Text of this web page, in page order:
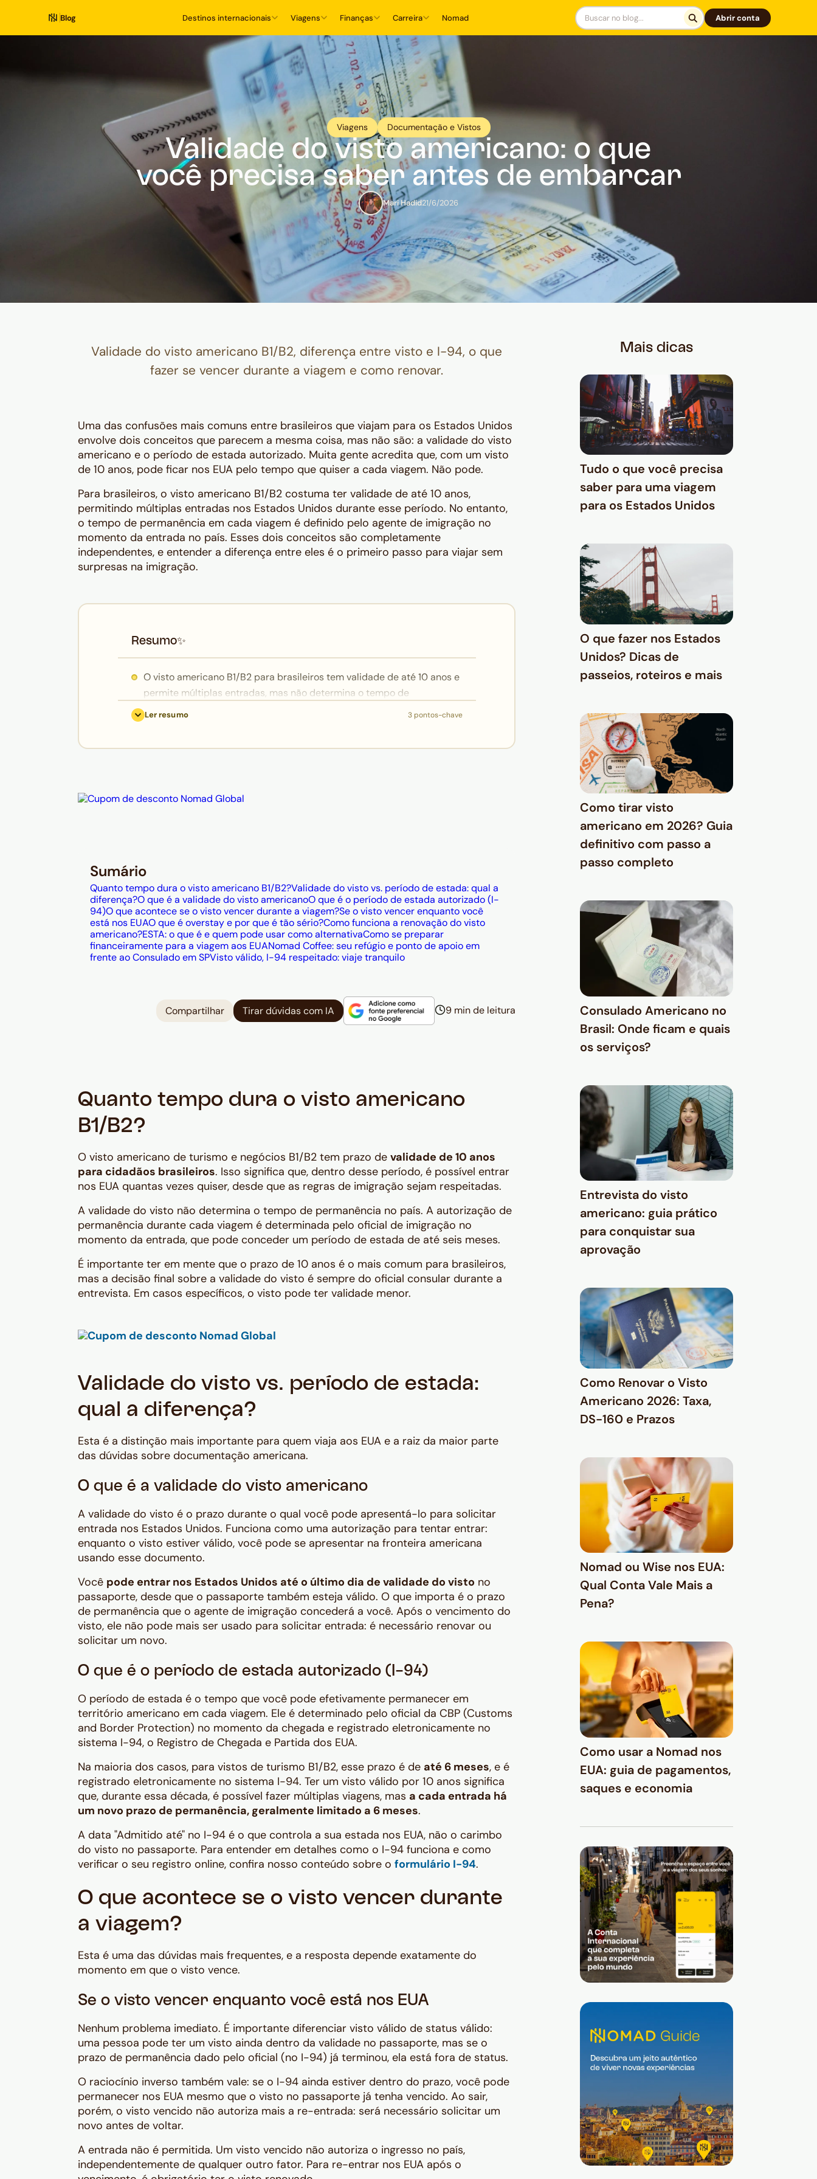
Blog Destinos internacionais Viagens Finanças Carreira Nomad Abrir conta
Viagens Documentação e Vistos
Validade do visto americano: o que
você precisa saber antes de embarcar
Mari Hadid21/6/2026
Validade do visto americano B1/B2, diferença entre visto e I-94, o que
fazer se vencer durante a viagem e como renovar.
Uma das confusões mais comuns entre brasileiros que viajam para os Estados Unidos
envolve dois conceitos que parecem a mesma coisa, mas não são: a validade do visto
americano e o período de estada autorizado. Muita gente acredita que, com um visto
de 10 anos, pode ficar nos EUA pelo tempo que quiser a cada viagem. Não pode.
Para brasileiros, o visto americano B1/B2 costuma ter validade de até 10 anos,
permitindo múltiplas entradas nos Estados Unidos durante esse período. No entanto,
o tempo de permanência em cada viagem é definido pelo agente de imigração no
momento da entrada no país. Esses dois conceitos são completamente
independentes, e entender a diferença entre eles é o primeiro passo para viajar sem
surpresas na imigração.
Resumo✨
O visto americano B1/B2 para brasileiros tem validade de até 10 anos e
permite múltiplas entradas, mas não determina o tempo de
permanência — quem controla isso é o I-94, documento eletrônico
configura a infração.
com um país do Visa Waiver Program (como Portugal, Alemanha ou
Itália) pode entrar nos EUA com o passaporte desse país sem precisar
do visto B1/B2.
Ler resumo 3 pontos-chave
Sumário
Quanto tempo dura o visto americano B1/B2?Validade do visto vs. período de estada: qual a
diferença?O que é a validade do visto americanoO que é o período de estada autorizado (I-
94)O que acontece se o visto vencer durante a viagem?Se o visto vencer enquanto você
está nos EUAO que é overstay e por que é tão sério?Como funciona a renovação do visto
americano?ESTA: o que é e quem pode usar como alternativaComo se preparar
financeiramente para a viagem aos EUANomad Coffee: seu refúgio e ponto de apoio em
frente ao Consulado em SPVisto válido, I-94 respeitado: viaje tranquilo
Compartilhar Tirar dúvidas com IA 9 min de leitura
Quanto tempo dura o visto americano
B1/B2?
O visto americano de turismo e negócios B1/B2 tem prazo de validade de 10 anos
para cidadãos brasileiros. Isso significa que, dentro desse período, é possível entrar
nos EUA quantas vezes quiser, desde que as regras de imigração sejam respeitadas.
A validade do visto não determina o tempo de permanência no país. A autorização de
permanência durante cada viagem é determinada pelo oficial de imigração no
momento da entrada, que pode conceder um período de estada de até seis meses.
É importante ter em mente que o prazo de 10 anos é o mais comum para brasileiros,
mas a decisão final sobre a validade do visto é sempre do oficial consular durante a
entrevista. Em casos específicos, o visto pode ter validade menor.
Validade do visto vs. período de estada:
qual a diferença?
Esta é a distinção mais importante para quem viaja aos EUA e a raiz da maior parte
das dúvidas sobre documentação americana.
O que é a validade do visto americano
A validade do visto é o prazo durante o qual você pode apresentá-lo para solicitar
entrada nos Estados Unidos. Funciona como uma autorização para tentar entrar:
enquanto o visto estiver válido, você pode se apresentar na fronteira americana
usando esse documento.
Você pode entrar nos Estados Unidos até o último dia de validade do visto no
passaporte, desde que o passaporte também esteja válido. O que importa é o prazo
de permanência que o agente de imigração concederá a você. Após o vencimento do
visto, ele não pode mais ser usado para solicitar entrada: é necessário renovar ou
solicitar um novo.
O que é o período de estada autorizado (I-94)
O período de estada é o tempo que você pode efetivamente permanecer em
território americano em cada viagem. Ele é determinado pelo oficial da CBP (Customs
and Border Protection) no momento da chegada e registrado eletronicamente no
sistema I-94, o Registro de Chegada e Partida dos EUA.
Na maioria dos casos, para vistos de turismo B1/B2, esse prazo é de até 6 meses, e é
registrado eletronicamente no sistema I-94. Ter um visto válido por 10 anos significa
que, durante essa década, é possível fazer múltiplas viagens, mas a cada entrada há
um novo prazo de permanência, geralmente limitado a 6 meses.
A data "Admitido até" no I-94 é o que controla a sua estada nos EUA, não o carimbo
do visto no passaporte. Para entender em detalhes como o I-94 funciona e como
verificar o seu registro online, confira nosso conteúdo sobre o formulário I-94.
O que acontece se o visto vencer durante
a viagem?
Esta é uma das dúvidas mais frequentes, e a resposta depende exatamente do
momento em que o visto vence.
Se o visto vencer enquanto você está nos EUA
Nenhum problema imediato. É importante diferenciar visto válido de status válido:
uma pessoa pode ter um visto ainda dentro da validade no passaporte, mas se o
prazo de permanência dado pelo oficial (no I-94) já terminou, ela está fora de status.
O raciocínio inverso também vale: se o I-94 ainda estiver dentro do prazo, você pode
permanecer nos EUA mesmo que o visto no passaporte já tenha vencido. Ao sair,
porém, o visto vencido não autoriza mais a re-entrada: será necessário solicitar um
novo antes de voltar.
A entrada não é permitida. Um visto vencido não autoriza o ingresso no país,
independentemente de qualquer outro fator. Para re-entrar nos EUA após o
Mais dicas
Tudo o que você precisa
saber para uma viagem
para os Estados Unidos
O que fazer nos Estados
Unidos? Dicas de
passeios, roteiros e mais
Como tirar visto
americano em 2026? Guia
definitivo com passo a
passo completo
Consulado Americano no
Brasil: Onde ficam e quais
os serviços?
Entrevista do visto
americano: guia prático
para conquistar sua
aprovação
Como Renovar o Visto
Americano 2026: Taxa,
DS-160 e Prazos
Nomad ou Wise nos EUA:
Qual Conta Vale Mais a
Pena?
Como usar a Nomad nos
EUA: guia de pagamentos,
saques e economia